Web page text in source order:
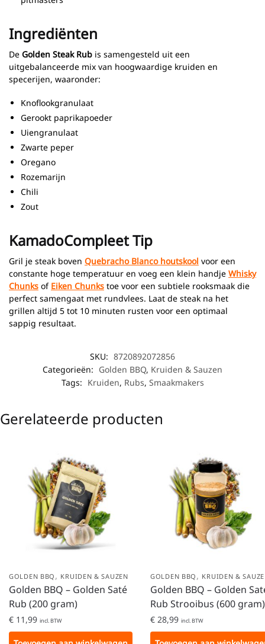
Ingrediënten
De Golden Steak Rub is samengesteld uit een
uitgebalanceerde mix van hoogwaardige kruiden en
specerijen, waaronder:
Knoflookgranulaat
Gerookt paprikapoeder
Uiengranulaat
Zwarte peper
Oregano
Rozemarijn
Chili
Zout
KamadoCompleet Tip
Gril je steak boven Quebracho Blanco houtskool voor een
constante hoge temperatuur en voeg een klein handje Whisky
Chunks of Eiken Chunks toe voor een subtiele rooksmaak die
perfect samengaat met rundvlees. Laat de steak na het
grillen altijd 5 tot 10 minuten rusten voor een optimaal
sappig resultaat.
SKU: 8720892072856
Categorieën: Golden BBQ, Kruiden & Sauzen
Tags: Kruiden, Rubs, Smaakmakers
Gerelateerde producten
GOLDEN BBQ , KRUIDEN & SAUZEN
Golden BBQ – Golden Saté
Rub (200 gram)
€ 11,99 incl. BTW
GOLDEN BBQ , KRUIDEN &
Golden BBQ – Golden
Rub Strooibus (600 gram)
€ 28,99 incl. BTW